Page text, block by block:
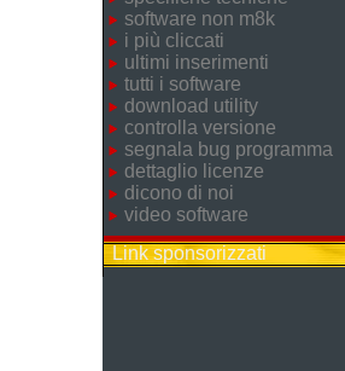
software non m8k
i più cliccati
ultimi inserimenti
tutti i software
download utility
controlla versione
segnala bug programma
dettaglio licenze
dicono di noi
video software
Link sponsorizzati